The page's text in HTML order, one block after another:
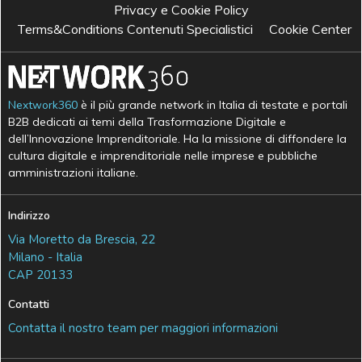
Privacy e Cookie Policy
Terms&Conditions Contenuti Specialistici
Cookie Center
Nextwork360 è il più grande network in Italia di testate e portali
B2B dedicati ai temi della Trasformazione Digitale e
dell’Innovazione Imprenditoriale. Ha la missione di diffondere la
cultura digitale e imprenditoriale nelle imprese e pubbliche
amministrazioni italiane.
Indirizzo
Via Moretto da Brescia, 22
Milano - Italia
CAP 20133
Contatti
Contatta il nostro team per maggiori informazioni